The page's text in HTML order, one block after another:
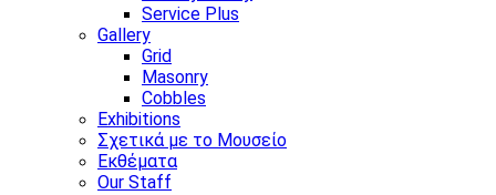
Service Plus
Gallery
Grid
Masonry
Cobbles
Exhibitions
Σχετικά με το Μουσείο
Εκθέματα
Our Staff